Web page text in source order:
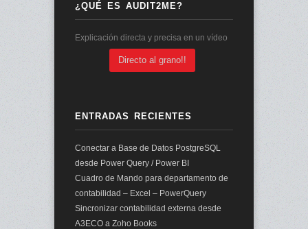
¿QUÉ ES AUDIT2ME?
Explicación directa y precisa en un vídeo
Directo al grano!!
ENTRADAS RECIENTES
Conectar a Base de Datos PostgreSQL
desde Power Query / Power BI
Cuadro de Mando para departamento de
contabilidad – Excel – PowerQuery
Sincronizar contabilidad externa desde
A3ECO a Zoho Books